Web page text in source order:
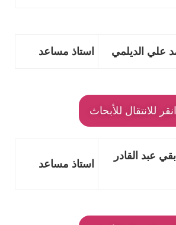
علي الديلمي استاذ مساعد
انقر للانتقال للأبحاث
عبد القادر
استاذ مساعد